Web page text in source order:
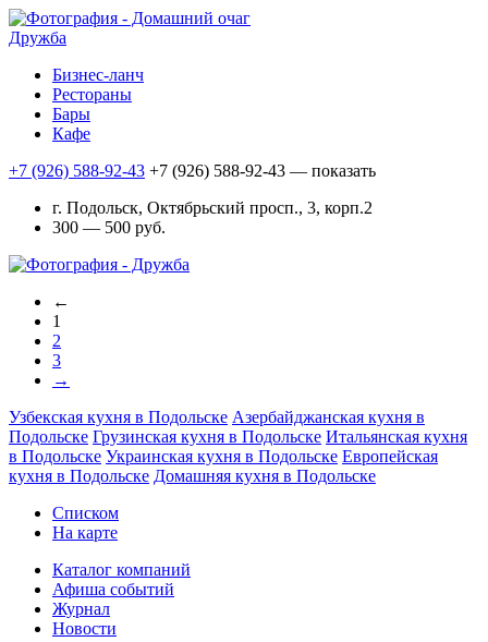
Дружба
Бизнес-ланч
Рестораны
Бары
Кафе
+7 (926) 588-92-43 +7 (926) 588-92-43 — показать
г. Подольск, Октябрьский просп., 3, корп.2
300 — 500 руб.
←
1
2
3
→
Узбекская кухня в Подольске Азербайджанская кухня в
Подольске Грузинская кухня в Подольске Итальянская кухня
в Подольске Украинская кухня в Подольске Европейская
кухня в Подольске Домашняя кухня в Подольске
Списком
На карте
Каталог компаний
Афиша событий
Журнал
Новости